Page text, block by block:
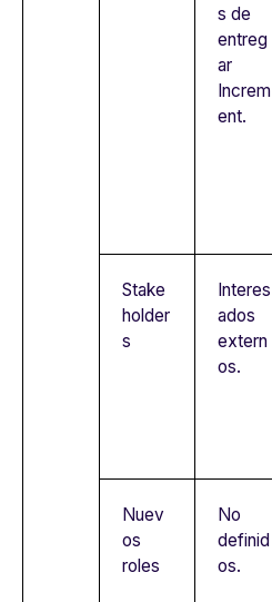
s de
entreg
ar
Increm
ent.
Stake
holder
s
Interes
ados
extern
os.
Nuev
os
roles
No
definid
os.